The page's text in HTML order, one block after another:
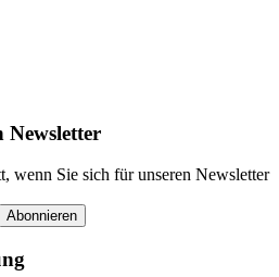
Newsletter
wenn Sie sich für unseren Newsletter
Abonnieren